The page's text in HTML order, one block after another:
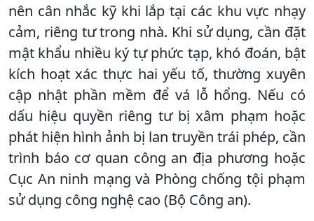
nên cân nhắc kỹ khi lắp tại các khu vực nhạy
cảm, riêng tư trong nhà. Khi sử dụng, cần đặt
mật khẩu nhiều ký tự phức tạp, khó đoán, bật
kích hoạt xác thực hai yếu tố, thường xuyên
cập nhật phần mềm để vá lỗ hổng. Nếu có
dấu hiệu quyền riêng tư bị xâm phạm hoặc
phát hiện hình ảnh bị lan truyền trái phép, cần
trình báo cơ quan công an địa phương hoặc
Cục An ninh mạng và Phòng chống tội phạm
sử dụng công nghệ cao (Bộ Công an).